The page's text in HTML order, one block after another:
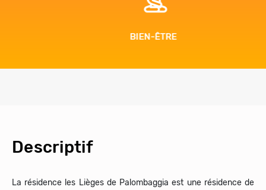
BIEN-ÊTRE
Descriptif
La résidence les Lièges de Palombaggia est une résidence de